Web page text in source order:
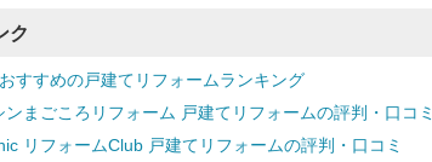
ク
すすめの戸建てリフォームランキング
ンまごころリフォーム 戸建てリフォームの評判・口コミ
リフォームClub 戸建てリフォームの評判・口コミ